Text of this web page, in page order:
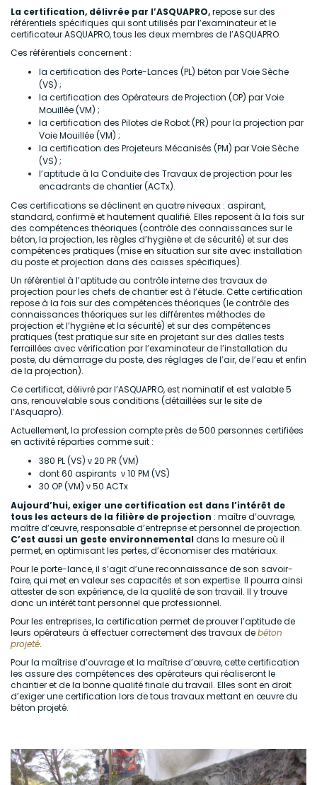
La certification, délivrée par l’ASQUAPRO,repose sur des
référentiels spécifiques qui sont utilisés par l’examinateur et le
certificateur ASQUAPRO, tous les deux membres de l’ASQUAPRO.
Ces référentiels concernent :
la certification des Porte-Lances (PL) béton par Voie Sèche
(VS) ;
la certification des Opérateurs de Projection (OP) par Voie
Mouillée (VM) ;
la certification des Pilotes de Robot (PR) pour la projection par
Voie Mouillée (VM) ;
la certification des Projeteurs Mécanisés (PM) par Voie Sèche
(VS) ;
l’aptitude à la Conduite des Travaux de projection pour les
encadrants de chantier (ACTx).
Ces certifications se déclinent en quatre niveaux : aspirant,
standard, confirmé et hautement qualifié. Elles reposent à la fois sur
des compétences théoriques (contrôle des connaissances sur le
béton, la projection, les règles d’hygiène et de sécurité) et sur des
compétences pratiques (mise en situation sur site avec installation
du poste et projection dans des caisses spécifiques).
Un référentiel à l’aptitude au contrôle interne des travaux de
projection pour les chefs de chantier est à l’étude. Cette certification
repose à la fois sur des compétences théoriques (le contrôle des
connaissances théoriques sur les différentes méthodes de
projection et l’hygiène et la sécurité) et sur des compétences
pratiques (test pratique sur site en projetant sur des dalles tests
ferraillées avec vérification par l’examinateur de l’installation du
poste, du démarrage du poste, des réglages de l’air, de l’eau et enfin
de la projection).
Ce certificat, délivré par l’ASQUAPRO, est nominatif et est valable 5
ans, renouvelable sous conditions (détaillées sur le site de
l’Asquapro).
Actuellement, la profession compte près de 500 personnes certifiées
en activité réparties comme suit :
380 PL (VS) ν 20 PR (VM)
dont 60 aspirants ν 10 PM (VS)
30 OP (VM) ν 50 ACTx
Aujourd’hui, exiger une certification est dans l’intérêt de
tous les acteurs de la filière de projection : maître d’ouvrage,
maître d’œuvre, responsable d’entreprise et personnel de projection.
C’est aussi un geste environnemental dans la mesure où il
permet, en optimisant les pertes, d’économiser des matériaux.
Pour le porte-lance, il s’agit d’une reconnaissance de son savoir-
faire, qui met en valeur ses capacités et son expertise. Il pourra ainsi
attester de son expérience, de la qualité de son travail. Il y trouve
donc un intérêt tant personnel que professionnel.
Pour les entreprises, la certification permet de prouver l’aptitude de
leurs opérateurs à effectuer correctement des travaux debéton
projeté.
Pour la maîtrise d’ouvrage et la maîtrise d’œuvre, cette certification
les assure des compétences des opérateurs qui réaliseront le
chantier et de la bonne qualité finale du travail. Elles sont en droit
d’exiger une certification lors de tous travaux mettant en œuvre du
béton projeté.